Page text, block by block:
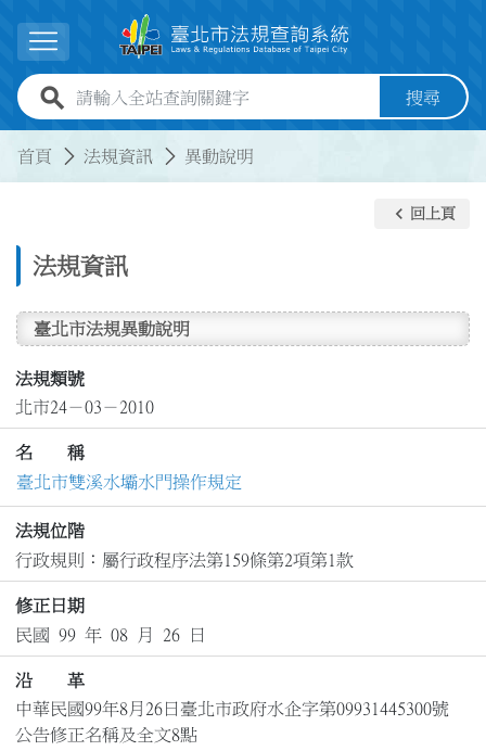
展開選單
全站查詢關鍵字欄位 搜尋
首頁 法規資訊 異動說明
法規資訊
keyboard_arrow_left 回上頁
臺北市法規異動說明
法規類號
北市24－03－2010
名 稱
臺北市雙溪水壩水門操作規定
法規位階
行政規則：屬行政程序法第159條第2項第1款
修正日期
民國 99 年 08 月 26 日
沿 革
中華民國99年8月26日臺北市政府水企字第09931445300號
公告修正名稱及全文8點